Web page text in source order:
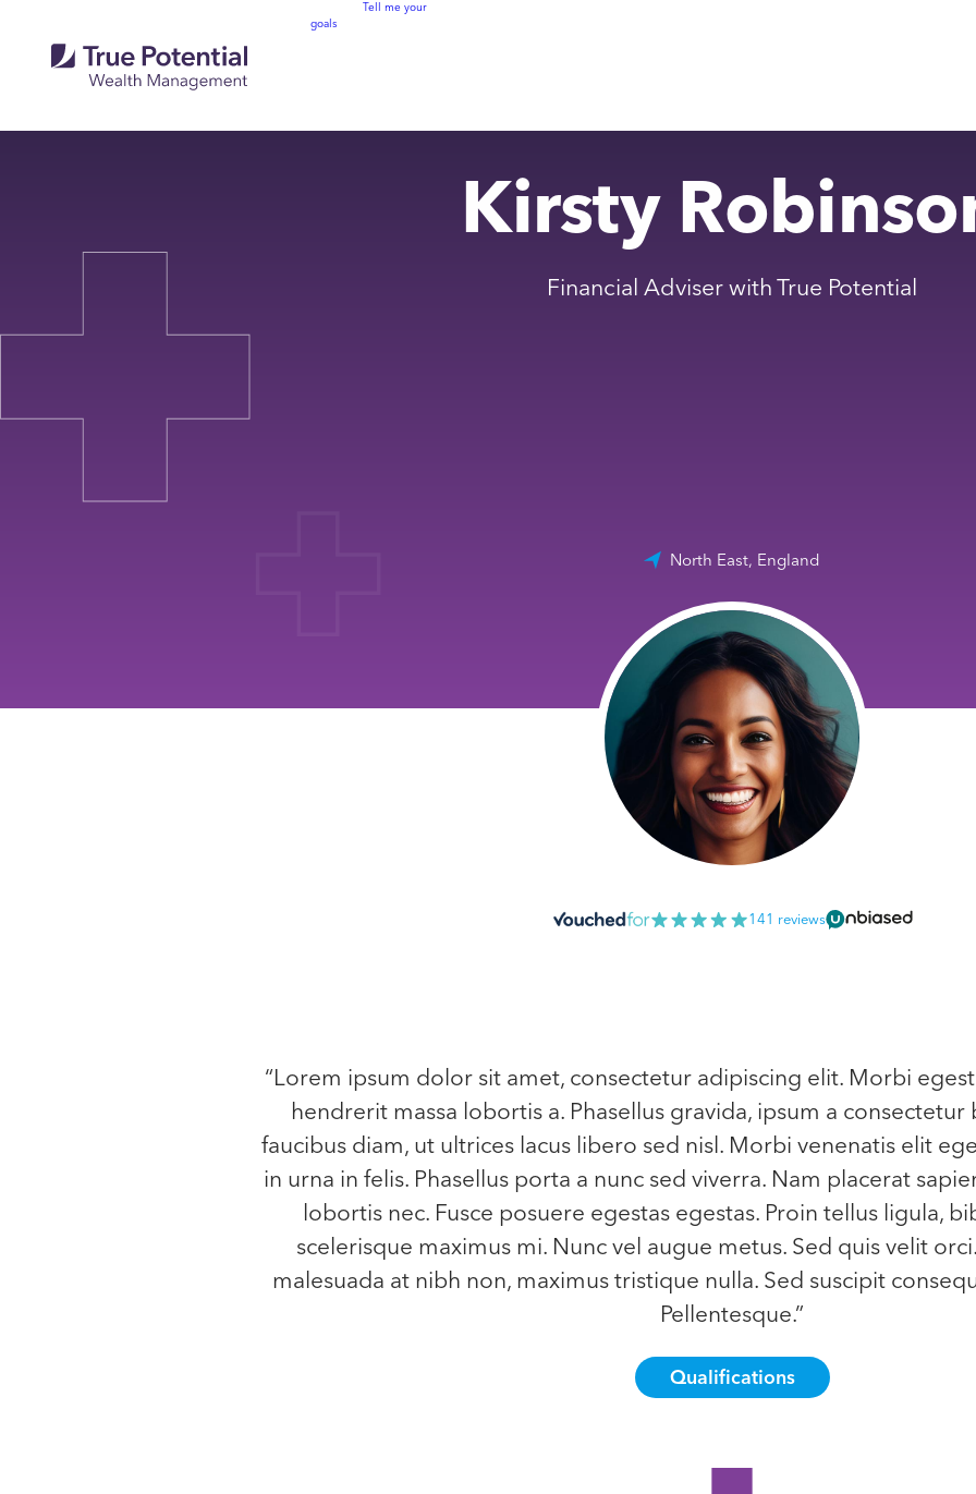
Tell me your
goals
Kirsty
Financial Adviser with True Potential
North East, England
141 reviews
“Lorem ipsum dolor sit amet, consectetur adipiscing elit. Morbi
hendrerit massa lobortis a. Phasellus gravida, ipsum a
faucibus diam, ut ultrices lacus libero sed nisl. Morbi venenatis elit
in urna in felis. Phasellus porta a nunc sed viverra. Nam placerat
lobortis nec. Fusce posuere egestas egestas. Proin tellus ligula,
scelerisque maximus mi. Nunc vel augue metus. Sed quis velit
malesuada at nibh non, maximus tristique nulla. Sed suscipit
Pellentesque.”
Qualifications